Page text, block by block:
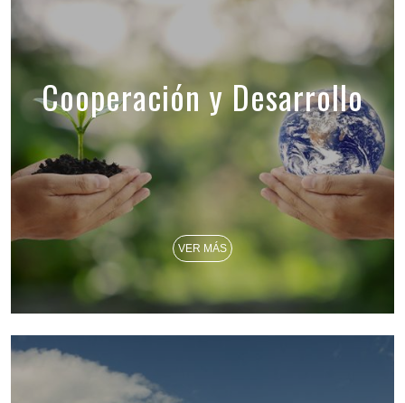
Cooperación y Desarrollo
VER MÁS